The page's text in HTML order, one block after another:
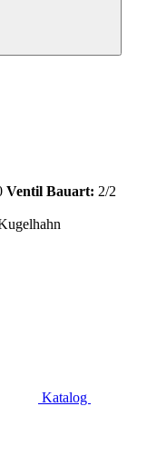
Ventil Bauart: 2/2
Katalog